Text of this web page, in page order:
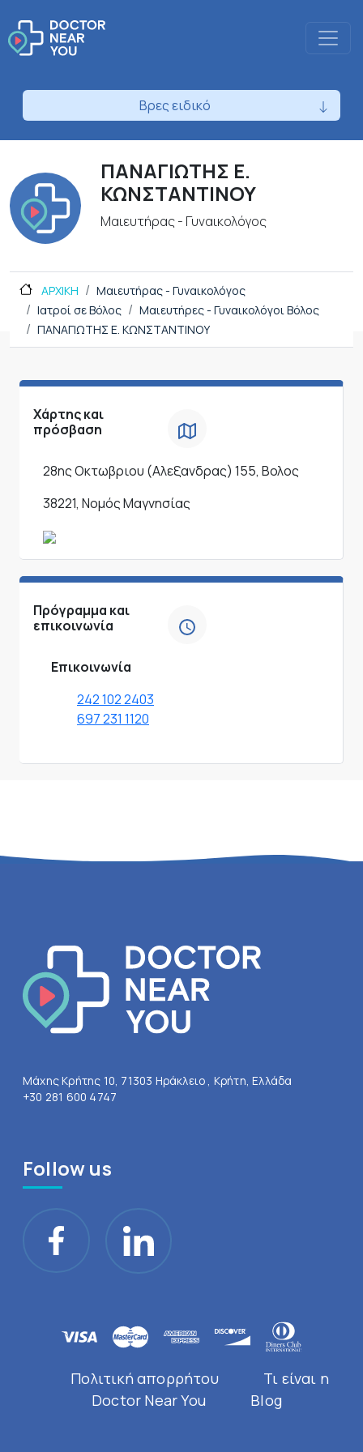
Βρες ειδικό
ΠΑΝΑΓΙΩΤΗΣ Ε.
ΚΩΝΣΤΑΝΤΙΝΟΥ
Μαιευτήρας - Γυναικολόγος
ΑΡΧΙΚΗ
Μαιευτήρας - Γυναικολόγος
Ιατροί σε Βόλος
Μαιευτήρες - Γυναικολόγοι Βόλος
ΠΑΝΑΓΙΩΤΗΣ Ε. ΚΩΝΣΤΑΝΤΙΝΟΥ
Χάρτης και
πρόσβαση
28ης Οκτωβριου (Αλεξανδρας) 155, Βολος
38221, Νομός Μαγνησίας
Πρόγραμμα και
επικοινωνία
Επικοινωνία
242 102 2403
697 231 1120
Μάχης Κρήτης 10, 71303 Ηράκλειο , Κρήτη, Ελλάδα
+30 281 600 4747
Follow us
Πολιτική απορρήτου
Τι είναι η
Doctor Near You
Blog